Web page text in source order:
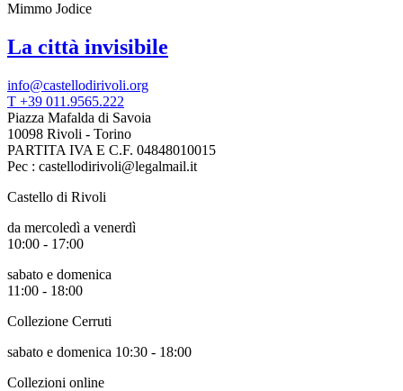
Mimmo Jodice
La città invisibile
info@castellodirivoli.org
T +39 011.9565.222
Piazza Mafalda di Savoia
10098 Rivoli - Torino
PARTITA IVA E C.F. 04848010015
Pec : castellodirivoli@legalmail.it
Castello di Rivoli
da mercoledì a venerdì
10:00 - 17:00
sabato e domenica
11:00 - 18:00
Collezione Cerruti
sabato e domenica 10:30 - 18:00
Collezioni online